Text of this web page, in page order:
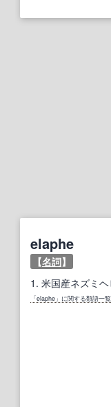
elaphe
【名詞】
1. 米国産ネズミ
「elaphe」に関する類語一覧